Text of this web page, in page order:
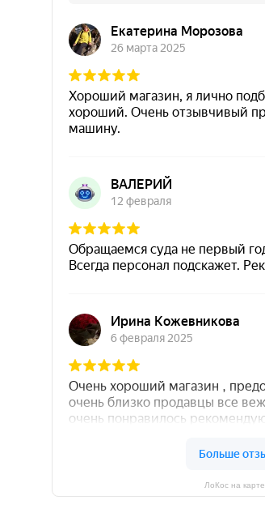
ЛоКос на